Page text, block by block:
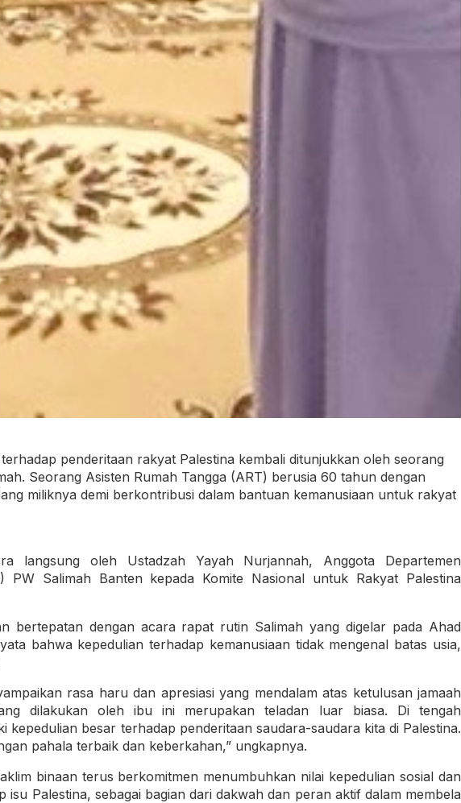
penderitaan rakyat Palestina kembali ditunjukkan oleh seorang
Seorang Asisten Rumah Tangga (ART) berusia 60 tahun dengan
miliknya demi berkontribusi dalam bantuan kemanusiaan untuk rakyat
langsung oleh Ustadzah Yayah Nurjannah, Anggota Departemen
PW Salimah Banten kepada Komite Nasional untuk Rakyat Palestina
bertepatan dengan acara rapat rutin Salimah yang digelar pada Ahad
bahwa kepedulian terhadap kemanusiaan tidak mengenal batas usia,
rasa haru dan apresiasi yang mendalam atas ketulusan jamaah
dilakukan oleh ibu ini merupakan teladan luar biasa. Di tengah
kepedulian besar terhadap penderitaan saudara-saudara kita di Palestina.
pahala terbaik dan keberkahan,” ungkapnya.
binaan terus berkomitmen menumbuhkan nilai kepedulian sosial dan
isu Palestina, sebagai bagian dari dakwah dan peran aktif dalam membela